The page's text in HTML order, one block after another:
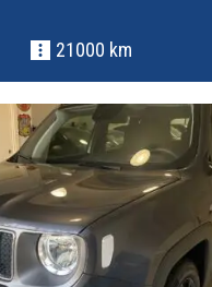
more_vert 21000 km